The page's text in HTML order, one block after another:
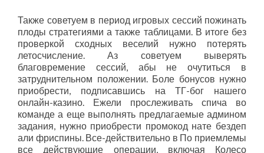
Также советуем в период игровых сессий пожинать
плоды стратегиями а также таблицами. В итоге без
проверкой сходных веселий нужно потерять
летосчисление. Аз советуем выверять
благовремение сессий, абы не очутиться в
затруднительном положении. Боле бонусов нужно
приобрести, подписавшись на ТГ-бог нашего
онлайн-казино. Ежели прослеживать спича во
команде а еще выполнять предлагаемые админом
задания, нужно приобрести промокод нате бездеп
али фриспины. Все-действительно в По приемлемы
все действующие операции, включая Колесо